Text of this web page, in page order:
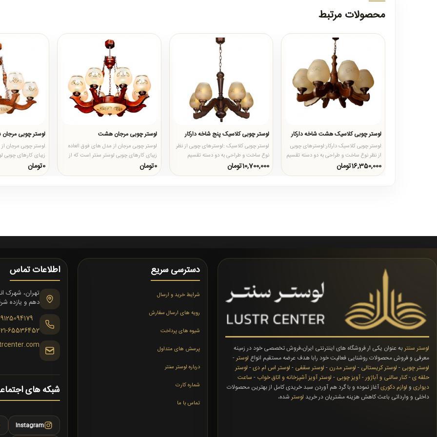
محصولات مرتبط
لوستر چوبی کلاسیک هشت شاخه دارکار
لوستر چوبی کلاسیک دارکار:لوسترهای چوبی
از نظر نوع ساخت و طراحی به دو دسته تقسیم
میشوند :۱-لوسترهای ت..
16,350,000تومان
لوستر چوبی کلاسیک پنج شاخه دارکار
لوستر چوبی کلاسیک :لوسترهای چوبی از نظر
نوع ساخت و طراحی به دو دسته تقسیم
میشوند :۱-لوسترهای تمام جو..
10,700,000تومان
لوستر چوبی مرجان هشت
لوستر چوبی مرجان از مدل های فوق العاده
زیبای کارهای چوبی لوستر سنتر است که از
تنوع بی نظیری در سایزب..
0تومان
لوستر چوبی
لوستر چوبی مرجان
زیبای کارهای چوبی
تنوع بی نظیری در
0تومان
لوستر سنتربه عنوان یکی ار فروشگاه های اینترنتی ایران،فروش تخصصی خود در زمینه
معرفی و فروش محصولات روشنایی فعالیت خود رابا هدف عرضه مستقیم انواع لوستر-
لوستر چوبی - لوستر کریستالی - لوستر مدرن - لوستر سقفی - لوستر اس ام دی- لوستر
حلقه ی-کنار سالنی و آباژور-آویز چوبی - لوستر آویز آشپزخانه و اتاق خواب - ساعت
دیواری و لوازم دکوریآغاز نموده و با گرد هم آوردن سبد خریدی کامل از بهترین محصولات
داخلی و وارداتی باعث کاهش هزینه مشتریان در خرید لوسترشده،
دسترسی سریع
شرایط خرید و ارسال
رویه های ارسال سفارش
شیوه های پرداخت
پرسش های متداول
درباره لوستر سنتر
شماره کارت
تماس با ما
اطلاعات تماس
دهم و یازده
65536452
شبکه های
Instagram